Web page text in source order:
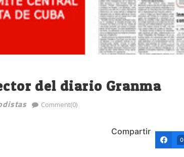
del diario Granma
Comment(0)
Compartir
0